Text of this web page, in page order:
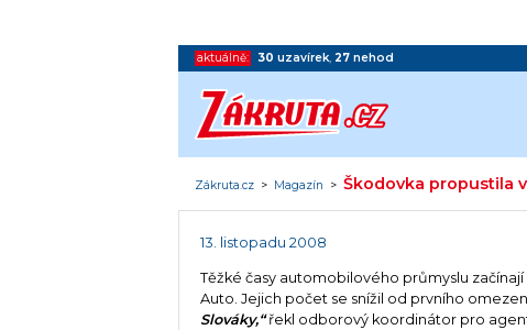
aktuálně: 30 uzavírek,27 nehod
Zákruta.cz > Magazín >Škodovka propustila
13. listopadu 2008
Těžké časy automobilového průmyslu
Auto. Jejich počet se snížil od prvního
Slováky,“řekl odborový koordinátor pro